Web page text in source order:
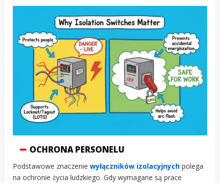
OCHRONA PERSONELU
Podstawowe znaczenie wyłączników izolacyjnych polega
na ochronie życia ludzkiego. Gdy wymagane są prace